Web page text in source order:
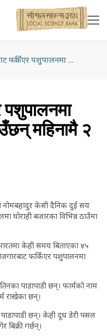
विदेशबाट फर्किएर पशुपालनमा लागे, अहिले कमाउँछन् महिनामै २ लाख
पशुपालनमा
महिनामै २
नोमबहादुर केसी दैनिक दुई सय
घोराही बजारका विभिन्न ठाउँमा
केही समय बिताएका ४५
फर्किएर पशुपालनमा
पाडापाडी छन्। फार्मको नाम
राखेका छन्।
छन्। केही दूध डेरी पसल
गर्छन्।